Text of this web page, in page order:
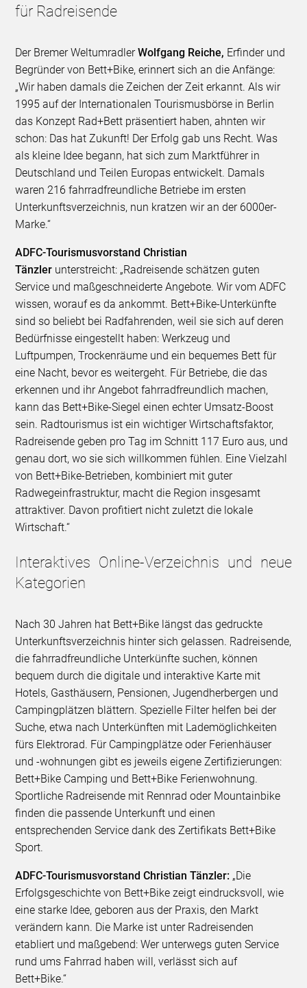
für Radreisende
Der Bremer WeltumradlerWolfgang Reiche, Erfinder und
Begründer von Bett+Bike, erinnert sich an die Anfänge:
„Wir haben damals die Zeichen der Zeit erkannt. Als wir
1995 auf der Internationalen Tourismusbörse in Berlin
das Konzept Rad+Bett präsentiert haben, ahnten wir
schon: Das hat Zukunft! Der Erfolg gab uns Recht. Was
als kleine Idee begann, hat sich zum Marktführer in
Deutschland und Teilen Europas entwickelt. Damals
waren 216 fahrradfreundliche Betriebe im ersten
Unterkunftsverzeichnis, nun kratzen wir an der 6000er-
Marke.“
ADFC-Tourismusvorstand Christian
Tänzler unterstreicht: „Radreisende schätzen guten
Service und maßgeschneiderte Angebote. Wir vom ADFC
wissen, worauf es da ankommt. Bett+Bike-Unterkünfte
sind so beliebt bei Radfahrenden, weil sie sich auf deren
Bedürfnisse eingestellt haben: Werkzeug und
Luftpumpen, Trockenräume und ein bequemes Bett für
eine Nacht, bevor es weitergeht. Für Betriebe, die das
erkennen und ihr Angebot fahrradfreundlich machen,
kann das Bett+Bike-Siegel einen echter Umsatz-Boost
sein. Radtourismus ist ein wichtiger Wirtschaftsfaktor,
Radreisende geben pro Tag im Schnitt 117 Euro aus, und
genau dort, wo sie sich willkommen fühlen. Eine Vielzahl
von Bett+Bike-Betrieben, kombiniert mit guter
Radwegeinfrastruktur, macht die Region insgesamt
attraktiver. Davon profitiert nicht zuletzt die lokale
Wirtschaft.“
Interaktives Online-Verzeichnis und neue
Kategorien
Nach 30 Jahren hat Bett+Bike längst das gedruckte
Unterkunftsverzeichnis hinter sich gelassen. Radreisende,
die fahrradfreundliche Unterkünfte suchen, können
bequem durch die digitale und interaktive Karte mit
Hotels, Gasthäusern, Pensionen, Jugendherbergen und
Campingplätzen blättern. Spezielle Filter helfen bei der
Suche, etwa nach Unterkünften mit Lademöglichkeiten
fürs Elektrorad. Für Campingplätze oder Ferienhäuser
und -wohnungen gibt es jeweils eigene Zertifizierungen:
Bett+Bike Camping und Bett+Bike Ferienwohnung.
Sportliche Radreisende mit Rennrad oder Mountainbike
finden die passende Unterkunft und einen
entsprechenden Service dank des Zertifikats Bett+Bike
Sport.
ADFC-Tourismusvorstand Christian Tänzler: „Die
Erfolgsgeschichte von Bett+Bike zeigt eindrucksvoll, wie
eine starke Idee, geboren aus der Praxis, den Markt
verändern kann. Die Marke ist unter Radreisenden
etabliert und maßgebend: Wer unterwegs guten Service
rund ums Fahrrad haben will, verlässt sich auf
Bett+Bike.“